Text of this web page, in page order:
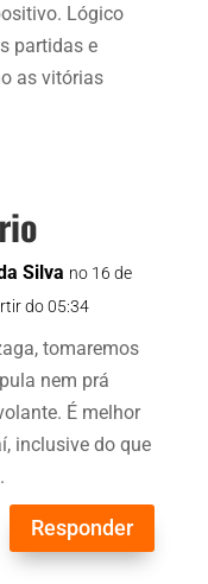
Lógico
partidas e
as vitórias
Silva no 16 de
do 05:34
tomaremos
nem prá
É melhor
inclusive do que
Responder